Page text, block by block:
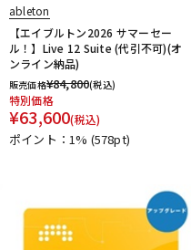
moog
Nektar Technology
NEUMANN
O-R
OVERLOUD Oyaide
Plugin Alliance
PrismSound
PROJECT SAM
S-T
SANWA SUPPLY SENNHEISER
SLATE AUDIO
SlateDigital
ableton
【エイブルトン2026 サマーセー
ル！】Live 12 Suite (代引不可)(オ
ンライン納品)
販売価格¥84,800(税込)
特別価格
¥63,600(税込)
ポイント：1% (578pt)